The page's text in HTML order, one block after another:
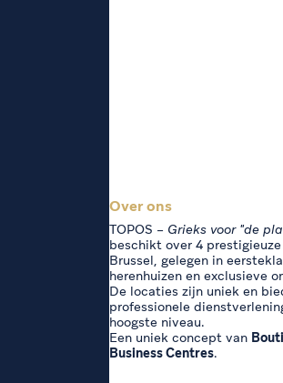
Over ons
TOPOS – Grieks voor "de
beschikt over 4
Brussel, gelegen in
herenhuizen en exclusieve
De locaties zijn uniek en
professionele
hoogste niveau.
Een uniek concept van
Business Centres.